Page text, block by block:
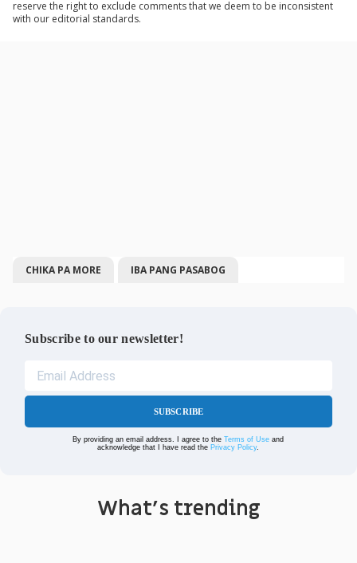
reserve the right to exclude comments that we deem to be inconsistent
with our editorial standards.
CHIKA PA MORE IBA PANG PASABOG
Subscribe to our newsletter!
SUBSCRIBE
By providing an email address. I agree to theTerms of Use and
acknowledge that I have read the Privacy Policy.
What's trending